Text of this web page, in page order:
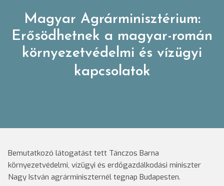
Magyar Agrárminisztérium:
Erősödhetnek a magyar-román
környezetvédelmi és vízügyi
kapcsolatok
Bemutatkozó látogatást tett Tánczos Barna
környezetvédelmi, vízügyi és erdőgazdálkodási miniszter
Nagy István agrárminiszternél tegnap Budapesten.